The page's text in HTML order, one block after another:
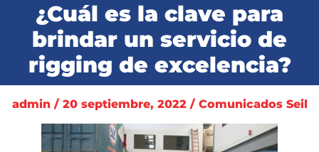
Certificaciones
Blog
¿Cuál es la clave para
brindar un servicio de
rigging de excelencia?
admin / 20 septiembre, 2022 / Comunicados Seil